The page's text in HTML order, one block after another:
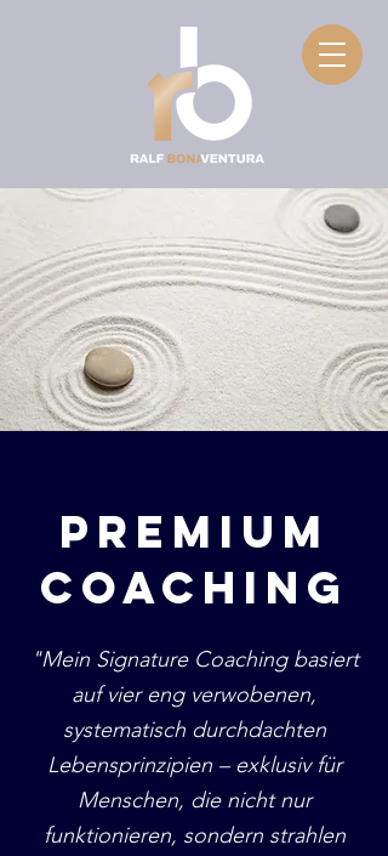
Premium
Coaching
"Mein Signature Coaching basiert
auf vier eng verwobenen,
systematisch durchdachten
Lebensprinzipien – exklusiv für
Menschen, die nicht nur
funktionieren, sondern strahlen